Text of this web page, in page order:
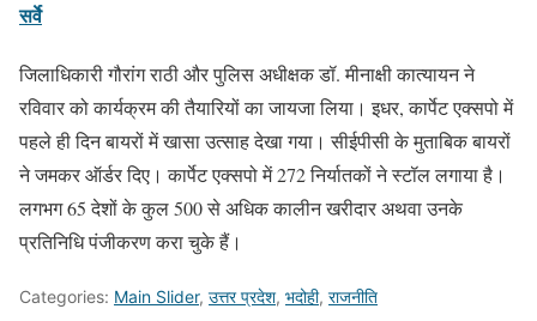
सर्वे
जिलाधिकारी गौरांग राठी और पुलिस अधीक्षक डॉ. मीनाक्षी कात्यायन ने
रविवार को कार्यक्रम की तैयारियों का जायजा लिया। इधर, कार्पेट एक्सपो में
पहले ही दिन बायरों में खासा उत्साह देखा गया। सीईपीसी के मुताबिक बायरों
ने जमकर ऑर्डर दिए। कार्पेट एक्सपो में 272 निर्यातकों ने स्टॉल लगाया है।
लगभग 65 देशों के कुल 500 से अधिक कालीन खरीदार अथवा उनके
प्रतिनिधि पंजीकरण करा चुके हैं।
Categories: Main Slider, उत्तर प्रदेश, भदोही, राजनीति